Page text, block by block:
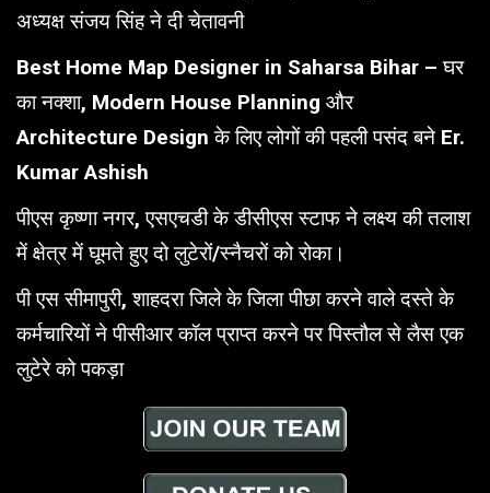
अध्यक्ष संजय सिंह ने दी चेतावनी
Best Home Map Designer in Saharsa Bihar – घर
का नक्शा, Modern House Planning और
Architecture Design के लिए लोगों की पहली पसंद बने Er.
Kumar Ashish
पीएस कृष्णा नगर, एसएचडी के डीसीएस स्टाफ ने लक्ष्य की तलाश
में क्षेत्र में घूमते हुए दो लुटेरों/स्नैचरों को रोका।
पी एस सीमापुरी, शाहदरा जिले के जिला पीछा करने वाले दस्ते के
कर्मचारियों ने पीसीआर कॉल प्राप्त करने पर पिस्तौल से लैस एक
लुटेरे को पकड़ा